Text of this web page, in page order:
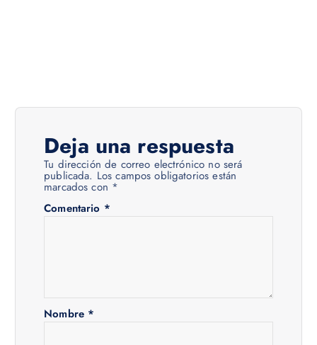
Deja una respuesta
Tu dirección de correo electrónico no será
publicada. Los campos obligatorios están
marcados con *
Comentario *
Nombre *